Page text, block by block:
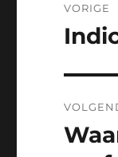
VORIGE
Vorig
Volgend
bericht: